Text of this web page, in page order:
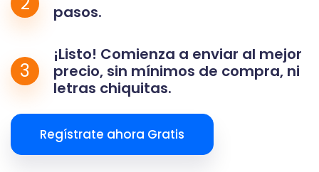
pasos.
3
¡Listo! Comienza a enviar al mejor
precio, sin mínimos de compra, ni
letras chiquitas.
Regístrate ahora Gratis